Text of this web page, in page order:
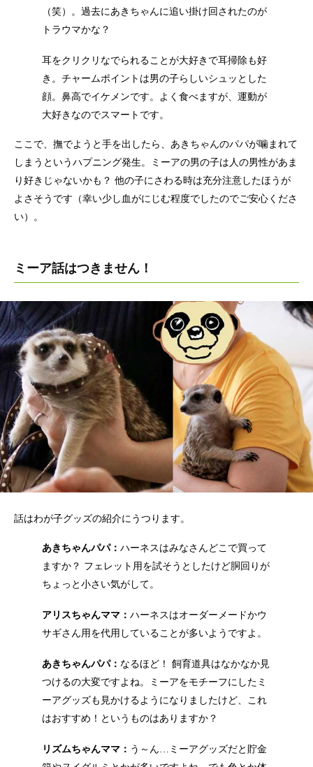
（笑）。過去にあきちゃんに追い掛け回されたのが
トラウマかな？
耳をクリクリなでられることが大好きで耳掃除も好
き。チャームポイントは男の子らしいシュッとした
顔。鼻高でイケメンです。よく食べますが、運動が
大好きなのでスマートです。
ここで、撫でようと手を出したら、あきちゃんのパパが噛まれて
しまうというハプニング発生。ミーアの男の子は人の男性があま
り好きじゃないかも？ 他の子にさわる時は充分注意したほうが
よさそうです（幸い少し血がにじむ程度でしたのでご安心くださ
い）。
ミーア話はつきません！
話はわが子グッズの紹介にうつります。
あきちゃんパパ： ハーネスはみなさんどこで買って
ますか？ フェレット用を試そうとしたけど胴回りが
ちょっと小さい気がして。
アリスちゃんママ： ハーネスはオーダーメードかウ
サギさん用を代用していることが多いようですよ。
あきちゃんパパ： なるほど！ 飼育道具はなかなか見
つけるの大変ですよね。ミーアをモチーフにしたミ
ーアグッズも見かけるようになりましたけど、これ
はおすすめ！というものはありますか？
リズムちゃんママ： う～ん…ミーアグッズだと貯金